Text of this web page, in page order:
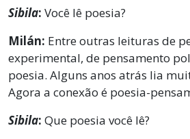
Sibila: Você lê poesia?
Milán: Entre outras leituras de
experimental, de pensamento
poesia. Alguns anos atrás lia
Agora a conexão é poesia-
Sibila: Que poesia você lê?